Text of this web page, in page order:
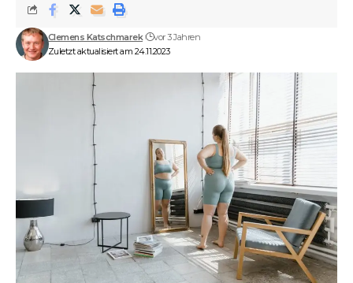
Zuletzt aktualisiert am 24.11.2023
Clemens Katschmarek vor 3 Jahren